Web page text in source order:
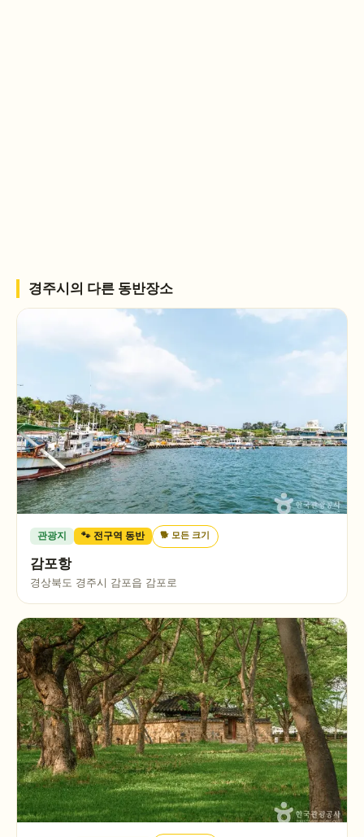
경주시 의 다른 동반장소
관광지 🐾 전구역 동반 🐕모든 크기
감포항
경상북도 경주시 감포읍 감포로